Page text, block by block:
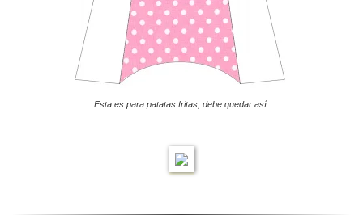
Esta es para patatas fritas, debe quedar así: